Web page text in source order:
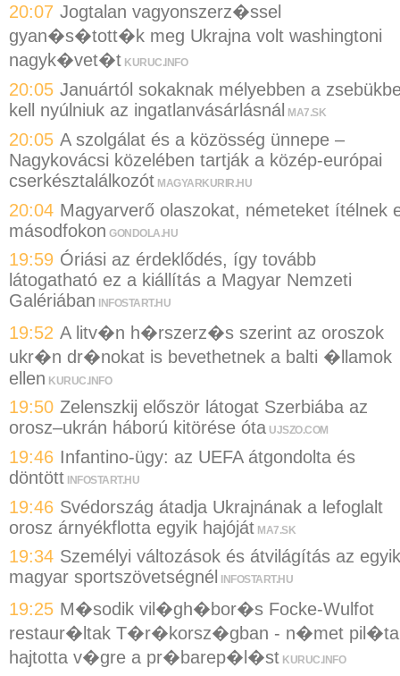
20:07 Jogtalan vagyonszerz�ssel
gyan�s�tott�k meg Ukrajna volt washingtoni
nagyk�vet�t KURUC.INFO
20:05 Januártól sokaknak mélyebben a
kell nyúlniuk az ingatlanvásárlásnál
MA7.SK
20:05 A szolgálat és a közösség ünnepe –
Nagykovácsi közelében tartják a közép-európai
cserkésztalálkozót MAGYARKURIR.HU
20:04 Magyarverő olaszokat, németeket ítélnek
másodfokon GONDOLA.HU
19:59 Óriási az érdeklődés, így tovább
látogatható ez a kiállítás a Magyar Nemzeti
Galériában
INFOSTART.HU
19:52 A litv�n h�rszerz�s szerint az oroszok
ukr�n dr�nokat is bevethetnek a balti �llamok
ellen KURUC.INFO
19:50 Zelenszkij először látogat Szerbiába az
orosz–ukrán háború kitörése óta UJSZO.COM
19:46 Infantino-ügy: az UEFA átgondolta és
döntött INFOSTART.HU
19:46 Svédország átadja Ukrajnának a lefoglalt
orosz árnyékflotta egyik hajóját MA7.SK
19:34 Személyi változások és átvilágítás az egyik
magyar sportszövetségnél
INFOSTART.HU
19:25 M�sodik vil�gh�bor�s Focke-Wulfot
restaur�ltak T�r�korsz�gban - n�met pil�ta
hajtotta v�gre a pr�barep�l�st KURUC.INFO